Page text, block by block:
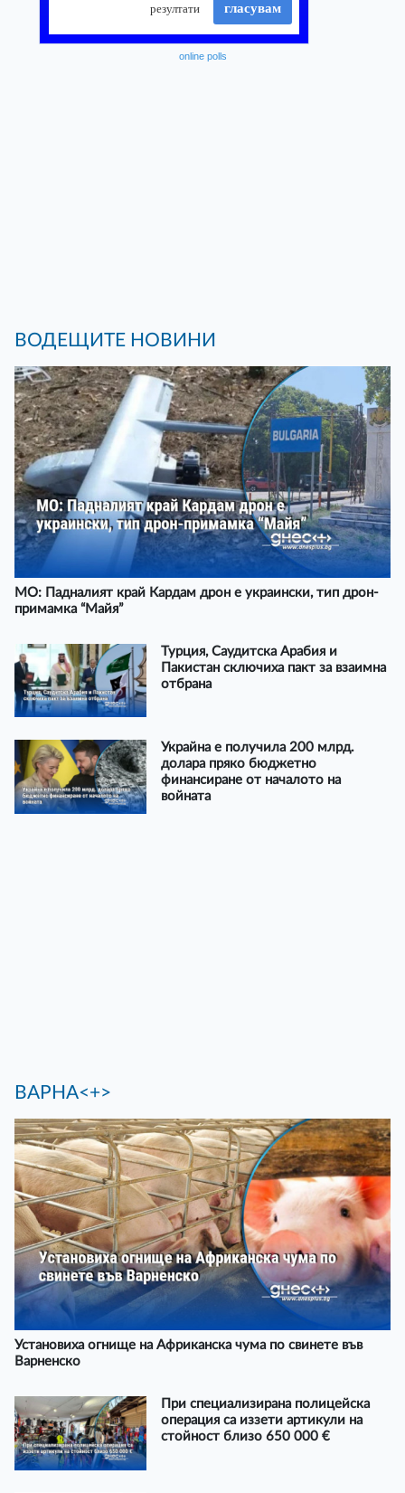
online polls
ВОДЕЩИТЕ НОВИНИ
МО: Падналият край Кардам дрон е украински, тип дрон-
примамка “Майя”
Турция, Саудитска Арабия и
Пакистан сключиха пакт за взаимна
отбрана
Украйна е получила 200 млрд.
долара пряко бюджетно
финансиране от началото на
войната
ВАРНА<+>
Установиха огнище на Африканска чума по свинете във
Варненско
При специализирана полицейска
операция са иззети артикули на
стойност близо 650 000 €